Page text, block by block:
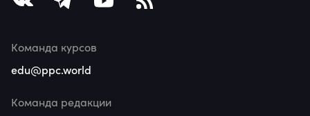
Команда курсов
edu@ppc.world
Команда редакции